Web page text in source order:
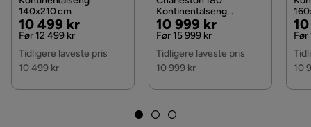
Materiale polstring 100% polyester
Funksjon
Ja
140x210 cm
Pris
10 499 kr
Original
Pris
Før 12 499 kr
Tidligere laveste pris
10 499 kr
Kontinentalseng
Lysegrå, Lysegrå
Pris
10 999 kr
Original
Pris
Før 15 999 kr
Tidligere laveste pris
10 999 kr
Før
10